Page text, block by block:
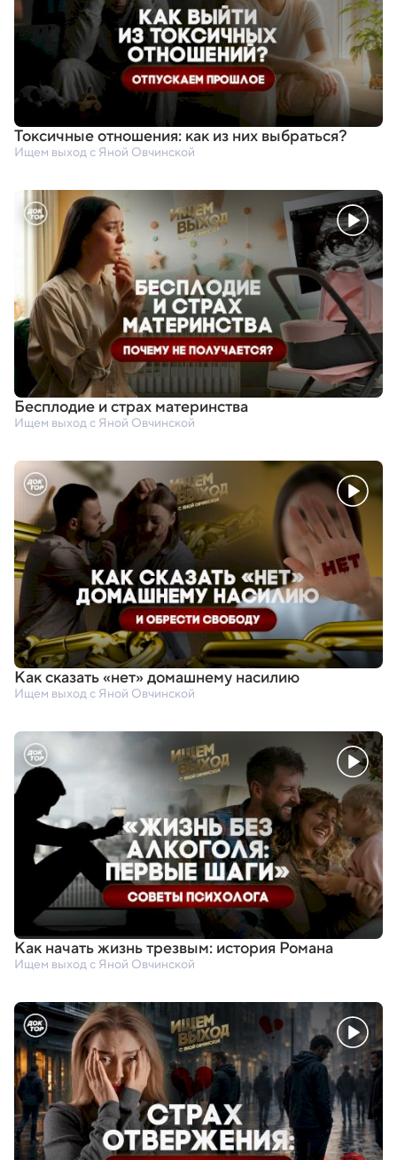
Токсичные отношения: как из них выбраться?
Ищем выход с Яной Овчинской
Бесплодие и страх материнства
Ищем выход с Яной Овчинской
Как сказать«нет» домашнему насилию
Ищем выход с Яной Овчинской
Как начать жизнь трезвым: история Романа
Ищем выход с Яной Овчинской